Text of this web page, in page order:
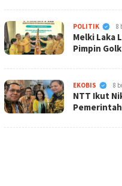
POLITIK 8
Melki Laka
Pimpin
EKOBIS 8
NTT Ikut